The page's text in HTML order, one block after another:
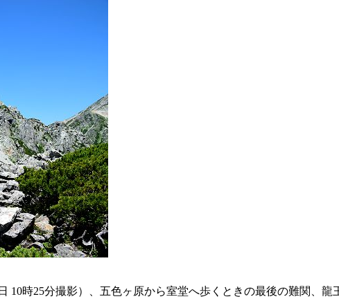
10時25分撮影）、五色ヶ原から室堂へ歩くときの最後の難関、龍